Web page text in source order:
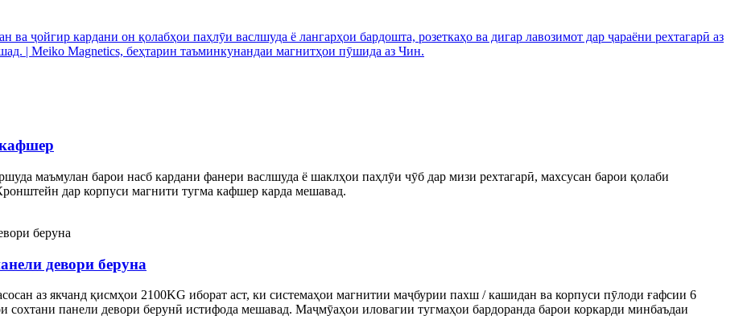
маъмулан барои насб кардани фанери васлшуда ё шаклҳои паҳлӯи чӯб дар мизи рехтагарӣ, махсусан барои қолаби
дар корпуси магнити тугма кафшер карда мешавад.
девори беруна
аз якчанд қисмҳои 2100KG иборат аст, ки системаҳои магнитии маҷбурии пахш / кашидан ва корпуси пӯлоди ғафсии 6
сохтани панели девори берунӣ истифода мешавад. Маҷмӯаҳои иловагии тугмаҳои бардоранда барои коркарди минбаъдаи